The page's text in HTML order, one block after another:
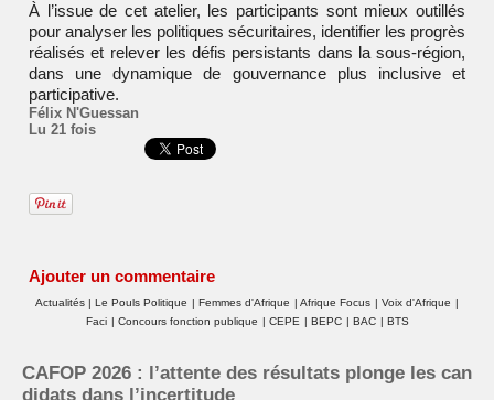
À l’issue de cet atelier, les participants sont mieux outillés
pour analyser les politiques sécuritaires, identifier les progrès
réalisés et relever les défis persistants dans la sous-région,
dans une dynamique de gouvernance plus inclusive et
participative.
Félix N'Guessan
Lu 21 fois
Ajouter un commentaire
Actualités | Le Pouls Politique | Femmes d'Afrique | Afrique Focus | Voix d'Afrique |
Faci | Concours fonction publique | CEPE | BEPC | BAC | BTS
CAFOP 2026 : l’attente des résultats plonge les can
didats dans l’incertitude